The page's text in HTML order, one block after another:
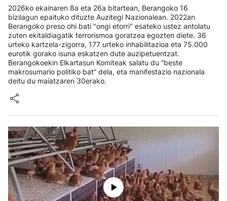
2026ko ekainaren 8a eta 26a bitartean, Berangoko 16
bizilagun epaituko dituzte Auzitegi Nazionalean. 2022an
Berangoko preso ohi bati "ongi etorri" esateko ustez antolatu
zuten ekitaldiagatik terrorismoa goratzea egozten diete. 36
urteko kartzela-zigorra, 177 urteko inhabilitazioa eta 75.000
eurotik gorako isuna eskatzen dute auzipetuentzat.
Berangokoekin Elkartasun Komiteak salatu du “beste
makrosumario politiko bat” dela, eta manifestazio nazionala
deitu du maiatzaren 30erako.